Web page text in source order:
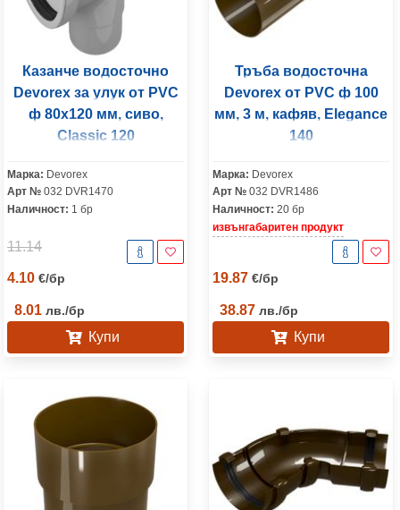
Казанче водосточно
Devorex за улук от PVC
ф 80х120 мм, сиво,
Classic 120
Марка: Devorex
Арт № 032 DVR1470
Наличност: 1 бр
11.14
4.10 €/бр
8.01 лв./бр
Купи
Тръба водосточна
Devorex от PVC ф 100
мм, 3 м, кафяв, Elegance
140
Марка: Devorex
Арт № 032 DVR1486
Наличност: 20 бр
извънгабаритен продукт
19.87 €/бр
38.87 лв./бр
Купи